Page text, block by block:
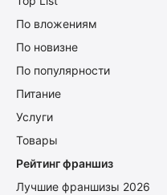
По вложениям
По новизне
По популярности
Питание
Услуги
Товары
Рейтинг франшиз
Лучшие франшизы 2026